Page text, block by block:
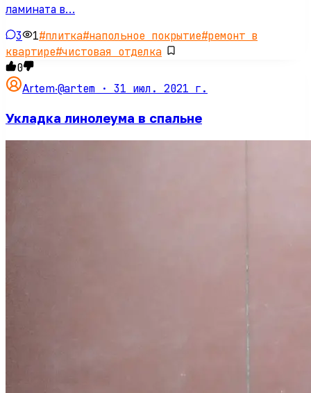
ламината в…
3 1#плитка#напольное покрытие#ремонт в
квартире#чистовая отделка
0
Artem·@artem · 31 июл. 2021 г.
Укладка линолеума в спальне